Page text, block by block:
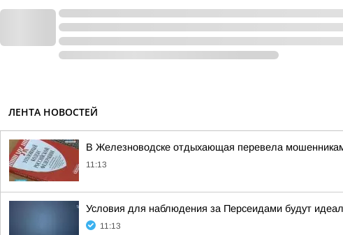
ЛЕНТА НОВОСТЕЙ
В Железноводске отдыхающая перевела
11:13
Условия для наблюдения за Персеидами будут
11:13